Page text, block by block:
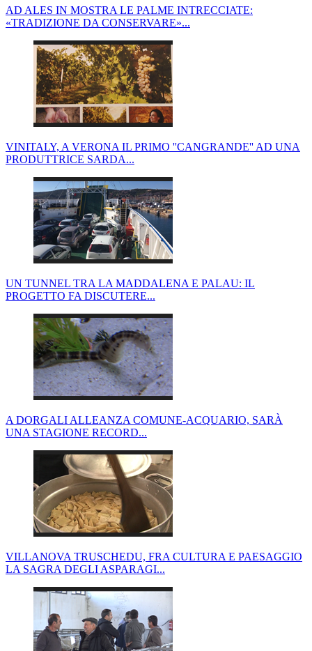
AD ALES IN MOSTRA LE PALME INTRECCIATE:
«TRADIZIONE DA CONSERVARE»...
VINITALY, A VERONA IL PRIMO ''CANGRANDE'' AD UNA
PRODUTTRICE SARDA...
UN TUNNEL TRA LA MADDALENA E PALAU: IL
PROGETTO FA DISCUTERE...
A DORGALI ALLEANZA COMUNE-ACQUARIO, SARÀ
UNA STAGIONE RECORD...
VILLANOVA TRUSCHEDU, FRA CULTURA E PAESAGGIO
LA SAGRA DEGLI ASPARAGI...